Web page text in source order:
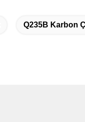
Q235B Karbon